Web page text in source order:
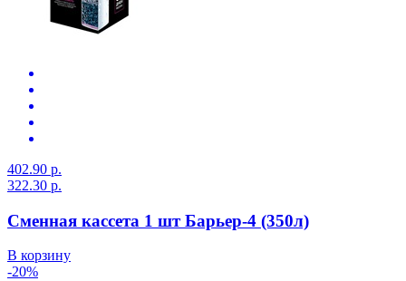
402.90 р.
322.30 р.
Сменная кассета 1 шт Барьер-4 (350л)
В корзину
-20%